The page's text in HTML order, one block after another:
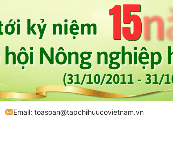
Email: toasoan@tapchihuucovietnam.vn